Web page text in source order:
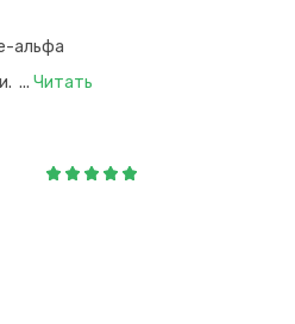
альфа
... Читать